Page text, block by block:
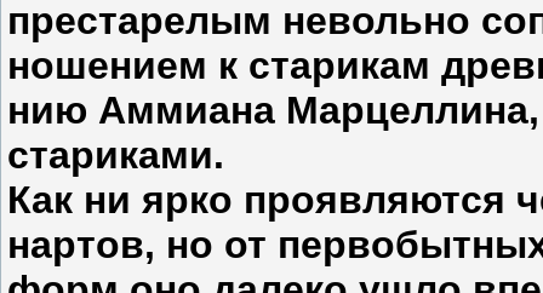
престарелым невольно
ношением к старикам
нию Аммиана Марцеллина,
стариками.
Как ни ярко проявляются
нартов, но от